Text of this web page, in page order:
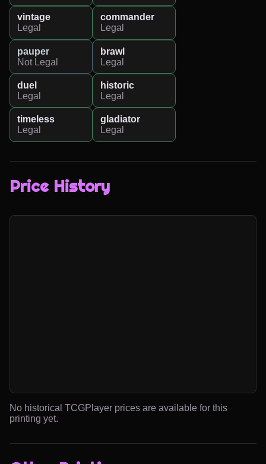
vintage
Legal
commander
Legal
pauper
Not Legal
brawl
Legal
duel
Legal
historic
Legal
timeless
Legal
gladiator
Legal
Price History
No historical TCGPlayer prices are available for this
printing yet.